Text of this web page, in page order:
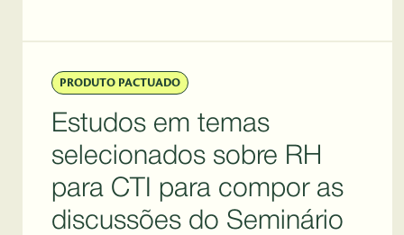
PRODUTO PACTUADO
Estudos em temas
selecionados sobre RH
para CTI para compor as
discussões do Seminário